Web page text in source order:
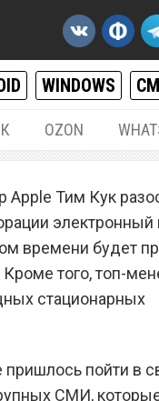
WINDOWS
OZON
о
Apple Тим Кук
электронный
времени будет
того, топ-
стационарных
пойти в
СМИ,